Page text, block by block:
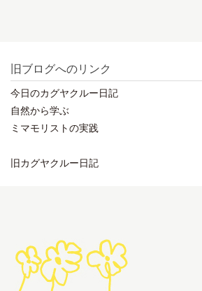
旧ブログへのリンク
今日のカグヤクルー日記
自然から学ぶ
ミマモリストの実践
旧カグヤクルー日記